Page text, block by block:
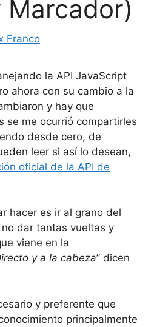
Marcador)
Franco
la API JavaScript
ahora con su cambio a la
y hay que
se me ocurrió compartirles
desde cero, de
leer si así lo desean,
oficial de la API de
hacer es ir al grano del
dar tantas vueltas y
viene en la
y a la cabeza” dicen
y preferente que
principalmente